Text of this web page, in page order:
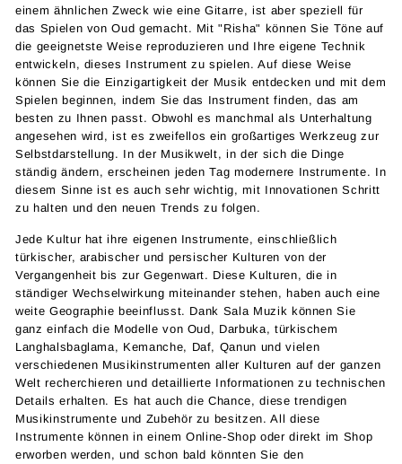
einem ähnlichen Zweck wie eine Gitarre, ist aber speziell für
das Spielen von Oud gemacht. Mit "Risha" können Sie Töne auf
die geeignetste Weise reproduzieren und Ihre eigene Technik
entwickeln, dieses Instrument zu spielen. Auf diese Weise
können Sie die Einzigartigkeit der Musik entdecken und mit dem
Spielen beginnen, indem Sie das Instrument finden, das am
besten zu Ihnen passt. Obwohl es manchmal als Unterhaltung
angesehen wird, ist es zweifellos ein großartiges Werkzeug zur
Selbstdarstellung. In der Musikwelt, in der sich die Dinge
ständig ändern, erscheinen jeden Tag modernere Instrumente. In
diesem Sinne ist es auch sehr wichtig, mit Innovationen Schritt
zu halten und den neuen Trends zu folgen.
Jede Kultur hat ihre eigenen Instrumente, einschließlich
türkischer, arabischer und persischer Kulturen von der
Vergangenheit bis zur Gegenwart. Diese Kulturen, die in
ständiger Wechselwirkung miteinander stehen, haben auch eine
weite Geographie beeinflusst. Dank Sala Muzik können Sie
ganz einfach die Modelle von Oud, Darbuka, türkischem
Langhalsbaglama, Kemanche, Daf, Qanun und vielen
verschiedenen Musikinstrumenten aller Kulturen auf der ganzen
Welt recherchieren und detaillierte Informationen zu technischen
Details erhalten. Es hat auch die Chance, diese trendigen
Musikinstrumente und Zubehör zu besitzen. All diese
Instrumente können in einem Online-Shop oder direkt im Shop
erworben werden, und schon bald könnten Sie den